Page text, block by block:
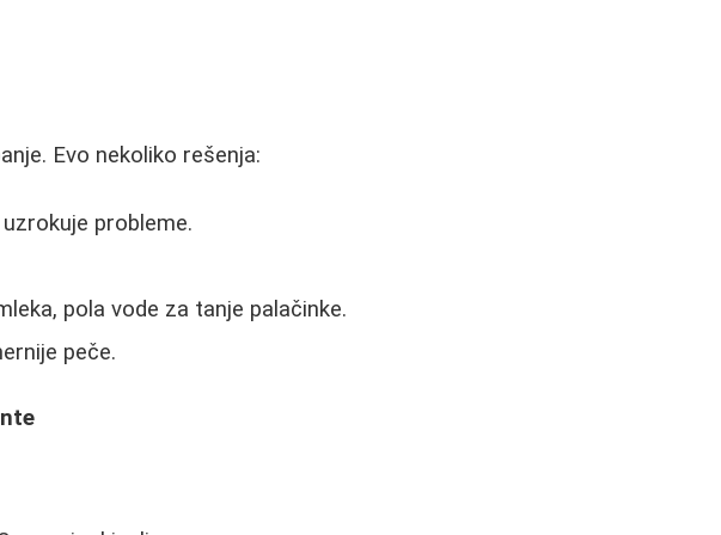
Evo nekoliko rešenja:
probleme.
pola vode za tanje palačinke.
peče.